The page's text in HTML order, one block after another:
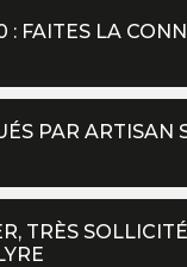
FAITES LA
PAR ARTISAN
TRÈS